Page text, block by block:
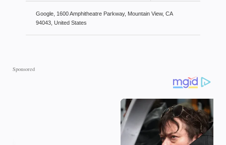
Google, 1600 Amphitheatre Parkway, Mountain View, CA
94043, United States